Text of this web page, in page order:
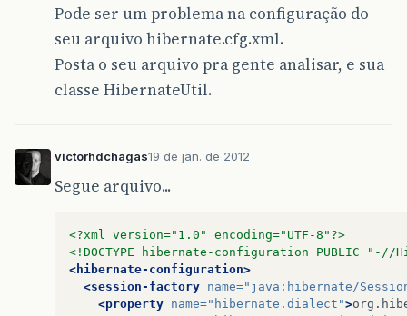
Pode ser um problema na configuração do
seu arquivo hibernate.cfg.xml.
Posta o seu arquivo pra gente analisar, e sua
classe HibernateUtil.
victorhdchagas19 de jan. de 2012
Segue arquivo...
<?xml version="1.0" encoding="UTF-8"?>
<!DOCTYPE hibernate-configuration PUBLIC
<hibernate-configuration>
<session-factory name="java:hibernate/
<property name="hibernate.dialect">